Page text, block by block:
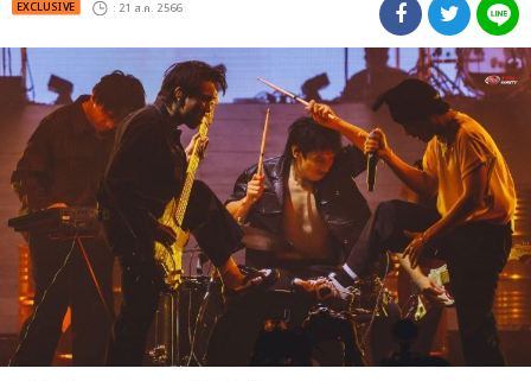
EXCLUSIVE : 21 ส.ค. 2566